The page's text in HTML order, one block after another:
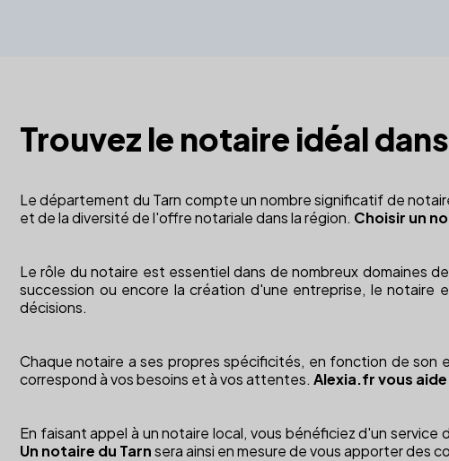
Trouvez le notaire idéal
Le département du Tarn compte un nombre significatif de
et de la diversité de l'offre notariale dans la région. Choisir un
Le rôle du notaire est essentiel dans de nombreux domaines
succession ou encore la création d'une entreprise, le notaire
décisions.
Chaque notaire a ses propres spécificités, en fonction de
correspond à vos besoins et à vos attentes. Alexia.fr vous
En faisant appel à un notaire local, vous bénéficiez d'un
Un notaire du Tarnsera ainsi en mesure de vous apporter des